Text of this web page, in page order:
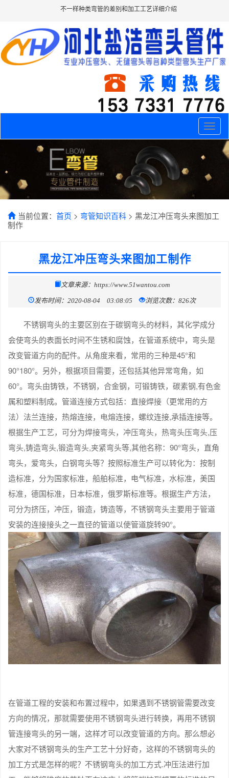
不一样种类弯管的差别和加工工艺详细介绍
Toggle
当前位置： 首页 > 弯管知识百科 > 黑龙江冲压弯头来图加工
制作
黑龙江冲压弯头来图加工制作
文章来源：https://www.51wantou.com
发布时间：2020-08-04 03:08:05 浏览次数：826次
不锈钢弯头的主要区别在于碳钢弯头的材料，其化学成分
会使弯头的表面长时间不生锈和腐蚀，在管道系统中，弯头是
改变管道方向的配件。从角度来看，常用的三种是45°和
90°180°。另外，根据项目需要，还包括其他异常弯角，如
60°。弯头由铸铁，不锈钢，合金钢，可锻铸铁，碳素钢,有色金
属和塑料制成。管道连接方式包括：直接焊接（更常用的方
法）法兰连接，热熔连接，电熔连接，螺纹连接,承插连接等。
根据生产工艺，可分为焊接弯头，冲压弯头，热弯头压弯头,压
弯头,铸造弯头,锻造弯头,夹紧弯头等,其他名称：90°弯头，直角
弯头，爱弯头，白钢弯头等？按照标准生产可以转化为：按制
造标准，分为国家标准，船舶标准，电气标准，水标准，美国
标准，德国标准，日本标准，俄罗斯标准等。根据生产方法，
可分为挤压，冲压，锻造，铸造等，不锈钢弯头主要用于管道
安装的连接接头之一直径的管道以使管道旋转90°。
在管道工程的安装和布置过程中，如果遇到不锈钢管需要改变
方向的情况，那就需要使用不锈钢弯头进行转换，再用不锈钢
管连接弯头的另一端，这样才可以改变管道的方向。那么想必
大家对不锈钢弯头的生产工艺十分好奇，这样的不锈钢弯头的
加工方式是怎样的呢？不锈钢弯头的加工方式.冲压法进行加